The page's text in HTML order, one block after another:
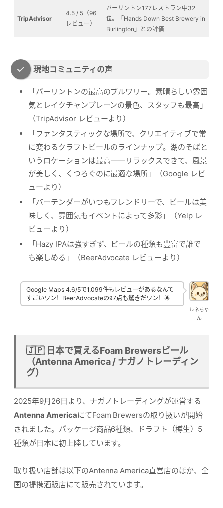
TripAdvisor
4.5 / 5（96
レビュー）
バーリントン177レストラン中32
位。「Hands Down Best Brewery in
Burlington」との評価
現地コミュニティの声
「バーリントンの最高のブルワリー。素晴らしい雰囲
気とレイクチャンプレーンの景色、スタッフも最高」
（TripAdvisor レビューより）
「ファンタスティックな場所で、クリエイティブで常
に変わるクラフトビールのラインナップ。湖のそばと
いうロケーションは最高——リラックスできて、風景
が美しく、くつろぐのに最適な場所」（Google レビ
ューより）
「バーテンダーがいつもフレンドリーで、ビールは美
味しく、雰囲気もイベントによって多彩」（Yelp レ
ビューより）
「Hazy IPAは強すぎず、ビールの種類も豊富で誰で
も楽しめる」（BeerAdvocate レビューより）
ルネちゃ
ん
Google Maps 4.6/5で1,099件もレビューがあるなんて
すごいワン！BeerAdvocateの97点も驚きだワン！🌟
🇯🇵 日本で買えるFoam Brewersビール
（Antenna America / ナガノトレーディン
グ）
2025年9月26日より、ナガノトレーディングが運営する
Antenna AmericaにてFoam Brewersの取り扱いが開始
されました。パッケージ商品6種類、ドラフト（樽生）5
種類が日本に初上陸しています。
取り扱い店舗は以下のAntenna America直営店のほか、全
国の提携酒販店にて販売されています。